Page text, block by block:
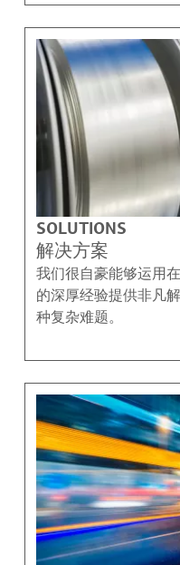
SOLUTIONS
解决方案
我们很自豪能够运用
的深厚经验提供非凡
种复杂难题。